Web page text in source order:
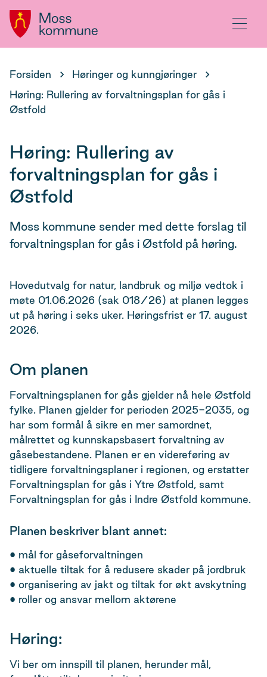
Hovedportal Meny
Du
her:
Forsiden
Høringer og kunngjøringer
Høring: Rullering av forvaltningsplan for gås i
Østfold
Høring: Rullering av
forvaltningsplan for gås i
Østfold
Moss kommune sender med dette forslag til
forvaltningsplan for gås i Østfold på høring.
Hovedutvalg for natur, landbruk og miljø vedtok i
møte 01.06.2026 (sak 018/26) at planen legges
ut på høring i seks uker. Høringsfrist er 17. august
2026.
Om planen
Forvaltningsplanen for gås gjelder nå hele Østfold
fylke. Planen gjelder for perioden 2025-2035, og
har som formål å sikre en mer samordnet,
målrettet og kunnskapsbasert forvaltning av
gåsebestandene. Planen er en videreføring av
tidligere forvaltningsplaner i regionen, og erstatter
Forvaltningsplan for gås i Ytre Østfold, samt
Forvaltningsplan for gås i Indre Østfold kommune.
Planen beskriver blant annet:
• mål for gåseforvaltningen
• aktuelle tiltak for å redusere skader på jordbruk
• organisering av jakt og tiltak for økt avskytning
• roller og ansvar mellom aktørene
Høring:
Vi ber om innspill til planen, herunder mål,